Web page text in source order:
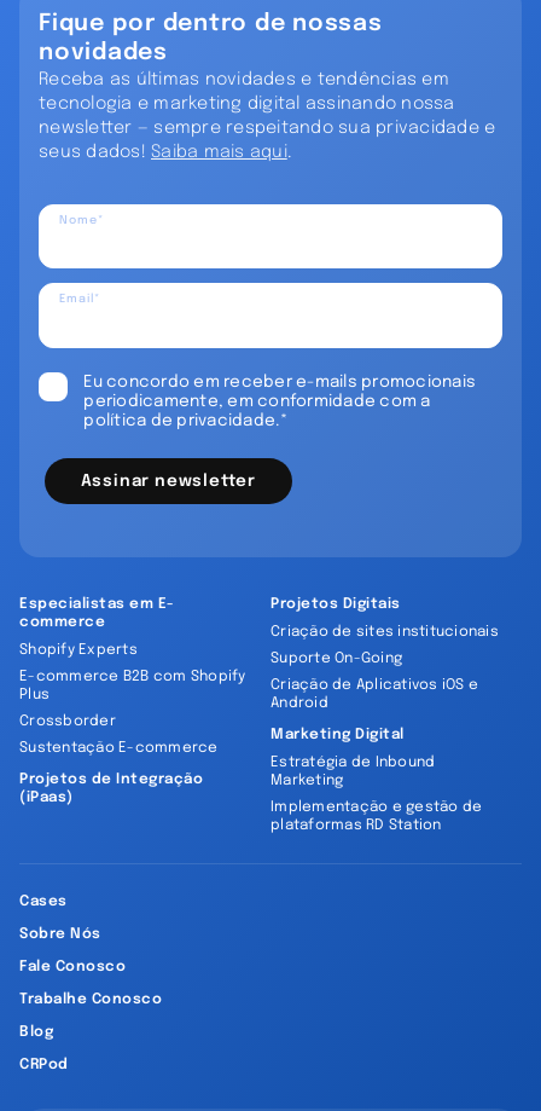
Fique por dentro de nossas
novidades
Receba as últimas novidades e tendências em
tecnologia e marketing digital assinando nossa
newsletter — sempre respeitando sua privacidade e
seus dados! Saiba mais aqui.
Nome*
Email*
Eu concordo em receber e-mails promocionais
periodicamente, em conformidade com a
política de privacidade.*
Assinar newsletter
Especialistas em E-
commerce
Shopify Experts
E-commerce B2B com Shopify
Plus
Crossborder
Sustentação E-commerce
Projetos de Integração
(iPaas)
Projetos Digitais
Criação de sites institucionais
Suporte On-Going
Criação de Aplicativos iOS e
Android
Marketing Digital
Estratégia de Inbound
Marketing
Implementação e gestão de
plataformas RD Station
Cases
Sobre Nós
Fale Conosco
Trabalhe Conosco
Blog
CRPod